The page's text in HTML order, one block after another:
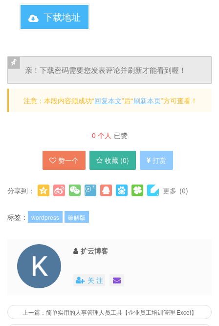
下载地址
亲！下载密码需要您发表评论并刷新才能看到喔！
注意：本段内容须成功“回复本文”后“刷新本页”方可查看！
0 个人 已赞
赞一个 收藏 (0) 打赏
分享到： 更多 (0)
标签： wordpress 破解版
扩云博客
关 注
上一篇：简单实用的人事管理人员工具【企业员工培训管理 Excel】